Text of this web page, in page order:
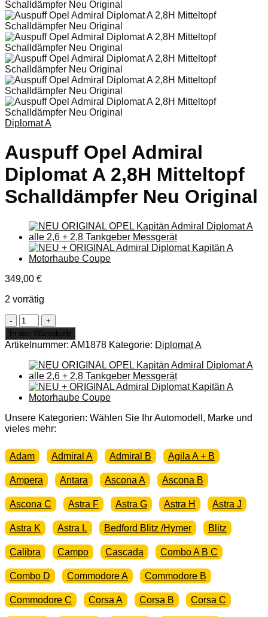
Diplomat A
Auspuff Opel Admiral
Diplomat A 2,8H Mitteltopf
Schalldämpfer Neu Original
349,00 €
2 vorrätig
Auspuff
Opel
Admiral
Diplomat
2,8H
Mitteltopf
Schalldämpfer
Neu
Original
Menge
In den Warenkorb
Artikelnummer: AM1878 Kategorie: Diplomat A
Unsere Kategorien: Wählen Sie Ihr Automodell, Marke und
vieles mehr:
Adam Admiral A Admiral B Agila A + B
Ampera Antara Ascona A Ascona B
Ascona C Astra F Astra G Astra H Astra J
Astra K Astra L Bedford Blitz /Hymer Blitz
Calibra Campo Cascada Combo A B C
Combo D Commodore A Commodore B
Commodore C Corsa A Corsa B Corsa C